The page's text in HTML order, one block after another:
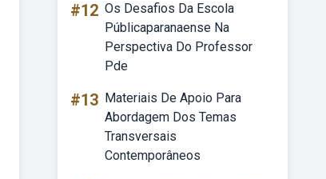
#12 Os Desafios Da Escola
Públicaparanaense Na
Perspectiva Do Professor
Pde
#13 Materiais De Apoio Para
Abordagem Dos Temas
Transversais
Contemporâneos